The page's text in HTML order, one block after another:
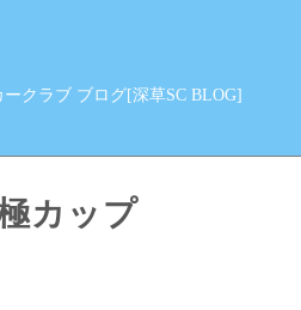
クラブ ブログ[深草SC BLOG]
カップ